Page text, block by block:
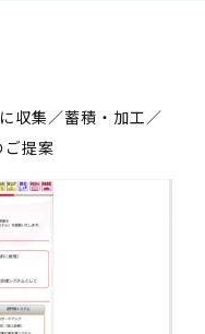
収集／蓄積・加工／
提案